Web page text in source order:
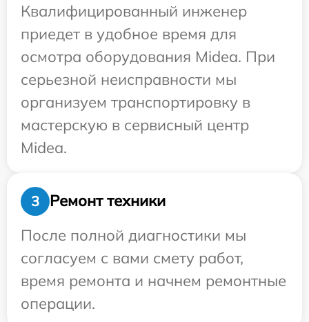
Квалифицированный инженер
приедет в удобное время для
осмотра оборудования Midea. При
серьезной неисправности мы
организуем транспортировку в
мастерскую в сервисный центр
Midea.
3
Ремонт техники
После полной диагностики мы
согласуем с вами смету работ,
время ремонта и начнем ремонтные
операции.